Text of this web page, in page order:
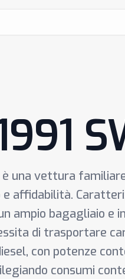
è una vettura
e affidabilità.
ampio bagagliaio e
di trasportare
con potenze
consumi